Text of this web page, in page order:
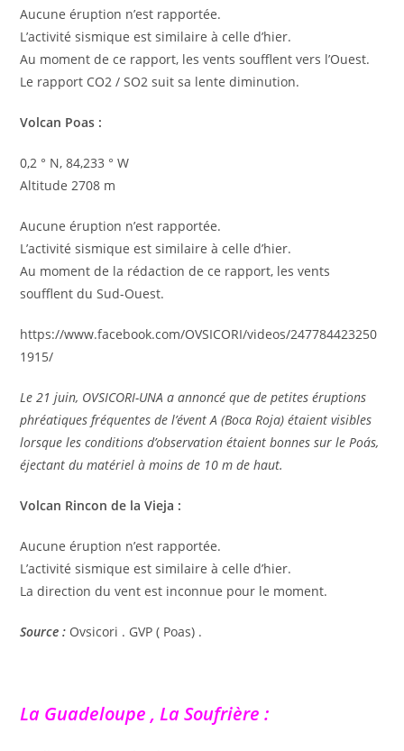
Aucune éruption n’est rapportée.
L’activité sismique est similaire à celle d’hier.
Au moment de ce rapport, les vents soufflent vers l’Ouest.
Le rapport CO2 / SO2 suit sa lente diminution.
Volcan Poas :
0,2 ° N, 84,233 ° W
Altitude 2708 m
Aucune éruption n’est rapportée.
L’activité sismique est similaire à celle d’hier.
Au moment de la rédaction de ce rapport, les vents
soufflent du Sud-Ouest.
https://www.facebook.com/OVSICORI/videos/247784423250
1915/
Le 21 juin, OVSICORI-UNA a annoncé que de petites éruptions
phréatiques fréquentes de l’évent A (Boca Roja) étaient visibles
lorsque les conditions d’observation étaient bonnes sur le Poás,
éjectant du matériel à moins de 10 m de haut.
Volcan Rincon de la Vieja :
Aucune éruption n’est rapportée.
L’activité sismique est similaire à celle d’hier.
La direction du vent est inconnue pour le moment.
Source : Ovsicori . GVP ( Poas) .
La Guadeloupe , La Soufrière :